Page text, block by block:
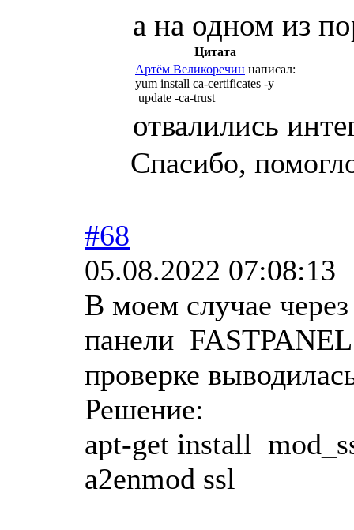
а на одном из
Цитата
Артём Великоречин написал:
yum install ca-certificates -y
update -ca-trust
отвалились
Спасибо,
#68
05.08.2022 07:08:13
В моем случае
панели
проверке
Решение:
apt-get install
a2enmod ssl